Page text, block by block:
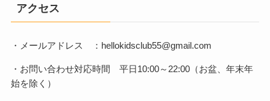
アクセス
・メールアドレス ：hellokidsclub55@gmail.com
・お問い合わせ対応時間 平日10:00～22:00（お盆、年末年
始を除く）